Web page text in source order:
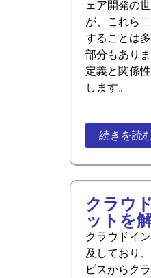
ェア開発の
が、これら
することは
部分もあり
定義と関係
します。
続きを読
クラウ
ットを
クラウドイ
及しており
ビスからク